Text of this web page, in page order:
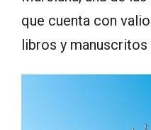
que cuenta con
libros y